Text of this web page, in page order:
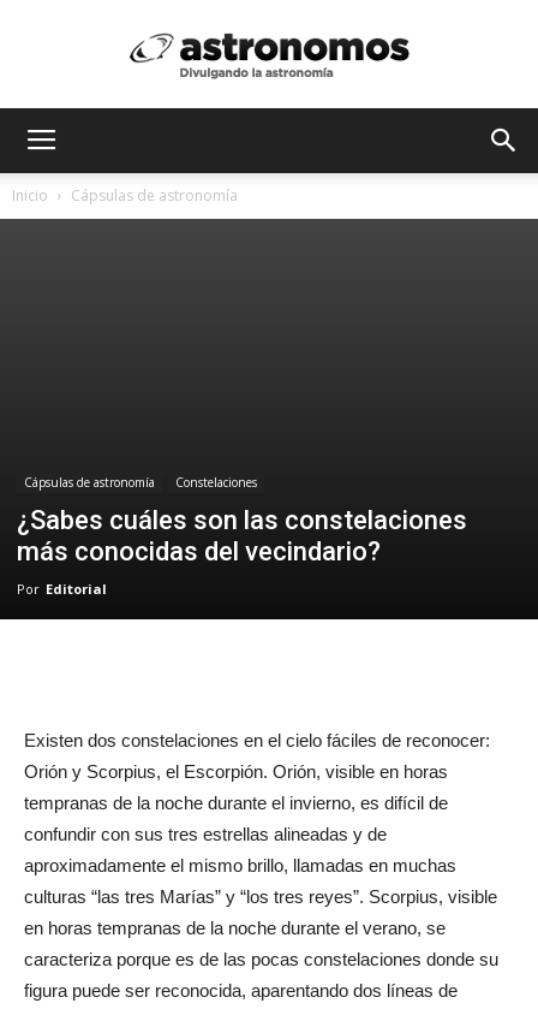
Inicio Cápsulas de astronomía
Cápsulas de astronomía Constelaciones
¿Sabes cuáles son las constelaciones
más conocidas del vecindario?
Por Editorial
Existen dos constelaciones en el cielo fáciles de reconocer:
Orión y Scorpius, el Escorpión. Orión, visible en horas
tempranas de la noche durante el invierno, es difícil de
confundir con sus tres estrellas alineadas y de
aproximadamente el mismo brillo, llamadas en muchas
culturas “las tres Marías” y “los tres reyes”. Scorpius, visible
en horas tempranas de la noche durante el verano, se
caracteriza porque es de las pocas constelaciones donde su
figura puede ser reconocida, aparentando dos líneas de